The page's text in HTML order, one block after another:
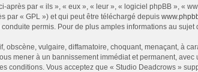
après par « ils », « eux », « leur », « logiciel phpBB », «
par « GPL ») et qui peut être téléchargé depuis
permis. Pour de plus amples informations au
obscène, vulgaire, diffamatoire, choquant, menaçant, à
mener à un bannissement immédiat et permanent,
conditions. Vous acceptez que « Studio Deadcrows »